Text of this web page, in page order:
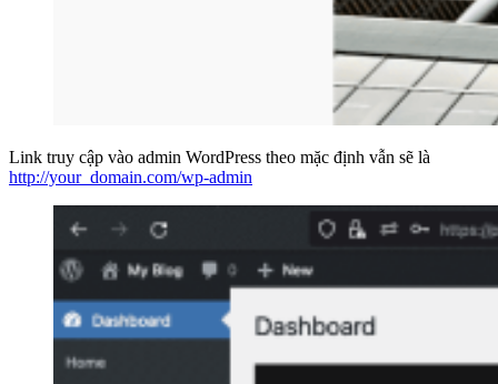
Link truy cập vào admin WordPress theo mặc định vẫn sẽ là
http://your_domain.com/wp-admin